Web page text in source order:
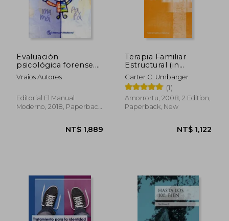
Evaluación
psicológica forense.
La custodia de los
menores (in Spanish)
Vraios Autores
Editorial El Manual
Moderno, 2018, Paperback,
Terapia Familiar
Estructural (in
Spanish)
Carter C. Umbarger
(1)
Amorrortu, 2008, 2 Edition,
Paperback, New